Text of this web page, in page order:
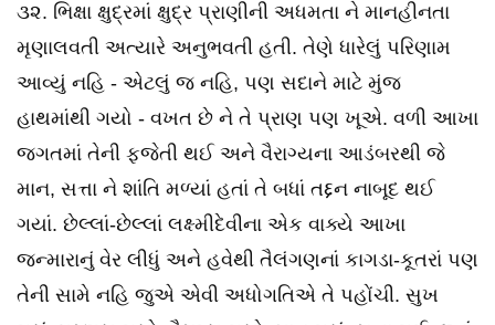
૩૨. ભિક્ષા ક્ષુદ્રમાં ક્ષુદ્ર પ્રાણીની અધમતા ને માનહીનતા
મૃણાલવતી અત્યારે અનુભવતી હતી. તેણે ધારેલું પરિણામ
આવ્યું નહિ - એટલું જ નહિ, પણ સદાને માટે મુંજ
હાથમાંથી ગયો - વખત છે ને તે પ્રાણ પણ ખૂએ. વળી આખા
જગતમાં તેની ફજેતી થઈ અને વૈરાગ્યના આડંબરથી જે
માન, સત્તા ને શાંતિ મળ્યાં હતાં તે બધાં તદ્દન નાબૂદ થઈ
ગયાં. છેલ્લાં-છેલ્લાં લક્ષ્મીદેવીના એક વાક્યે આખા
જન્મારાનું વેર લીધું અને હવેથી તૈલંગણનાં કાગડા-કૂતરાં પણ
તેની સામે નહિ જુએ એવી અધોગતિએ તે પહોંચી. સુખ